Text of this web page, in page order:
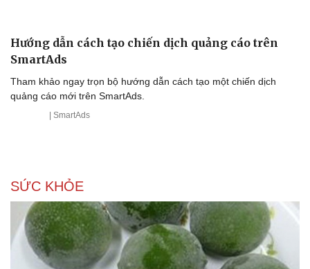
Sân khấu - Điện ảnh
Văn học
Âm nhạc
Di sản
Nghệ sĩ
Thời trang
Sao Việt
Hướng dẫn cách tạo chiến dịch quảng cáo trên
SmartAds
Tham khảo ngay trọn bộ hướng dẫn cách tạo một chiến dịch
quảng cáo mới trên SmartAds.
| SmartAds
SỨC KHỎE